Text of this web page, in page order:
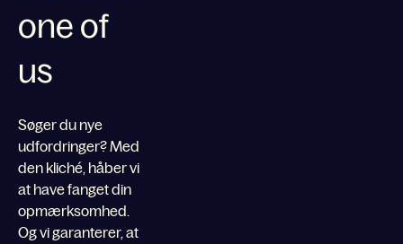
one of
us
Søger du nye
udfordringer? Med
den kliché, håber vi
at have fanget din
opmærksomhed.
Og vi garanterer, at